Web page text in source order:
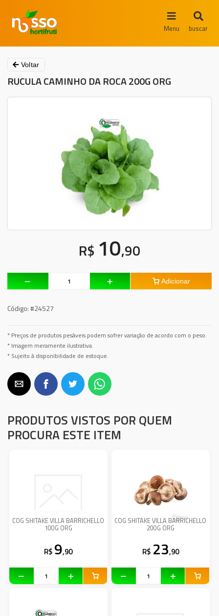
Menu buscar
Voltar
RUCULA CAMINHO DA ROCA 200G ORG
R$ 10,90
Adicionar
Código:#24527
* Preços de produtos pesáveis podem sofrer variação de acordo com o peso.
* Imagem meramente ilustrativa.
* Sujeito à disponibilidade de estoque.
PRODUTOS VISTOS POR QUEM
PROCURA ESTE ITEM
COG SHITAKE VILLA BARRICHELLO
100G ORG
R$ 9,90
COG SHITAKE VILLA BARRICHELLO
200G ORG
R$ 23,90